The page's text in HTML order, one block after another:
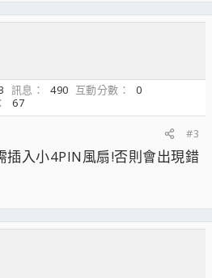
訊息 490 互動分數
0
67
#3
插入小4PIN風扇!否則會出現錯